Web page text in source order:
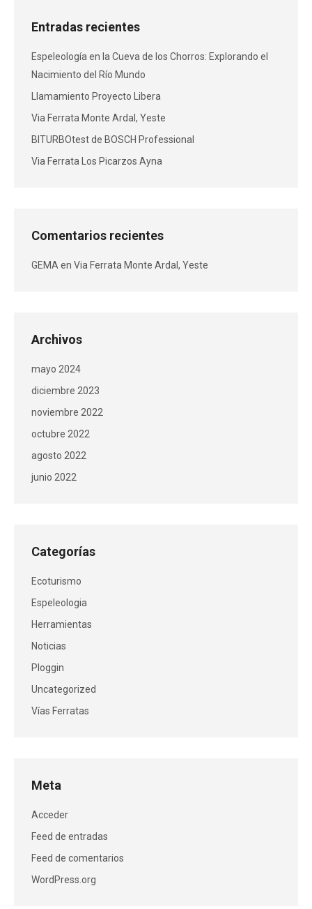
Entradas recientes
Espeleología en la Cueva de los Chorros: Explorando el
Nacimiento del Río Mundo
Llamamiento Proyecto Libera
Via Ferrata Monte Ardal, Yeste
BITURBOtest de BOSCH Professional
Via Ferrata Los Picarzos Ayna
Comentarios recientes
GEMA en Via Ferrata Monte Ardal, Yeste
Archivos
mayo 2024
diciembre 2023
noviembre 2022
octubre 2022
agosto 2022
junio 2022
Categorías
Ecoturismo
Espeleologia
Herramientas
Noticias
Ploggin
Uncategorized
Vías Ferratas
Meta
Acceder
Feed de entradas
Feed de comentarios
WordPress.org